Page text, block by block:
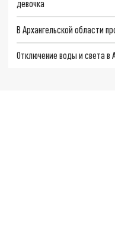
девочка
В Архангельской области
Отключение воды и света в